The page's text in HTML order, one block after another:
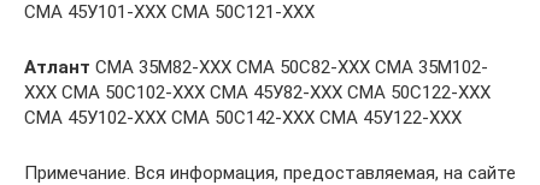
СМА 45У101-ХХХ СМА 50С121-ХХХ
Атлант СМА 35М82-ХХХ СМА 50С82-ХХХ СМА 35М102-
ХХХ СМА 50С102-ХХХ СМА 45У82-ХХХ СМА 50С122-ХХХ
СМА 45У102-ХХХ СМА 50С142-ХХХ СМА 45У122-ХХХ
Примечание. Вся информация, предоставляемая, на сайте